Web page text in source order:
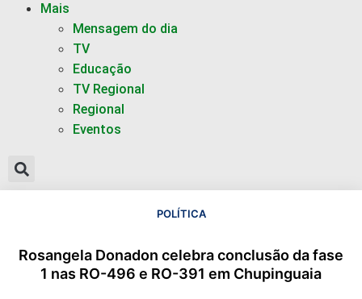
Mais
Mensagem do dia
TV
Educação
TV Regional
Regional
Eventos
POLÍTICA
Rosangela Donadon celebra conclusão da fase
1 nas RO-496 e RO-391 em Chupinguaia